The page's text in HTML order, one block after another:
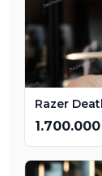
Razer